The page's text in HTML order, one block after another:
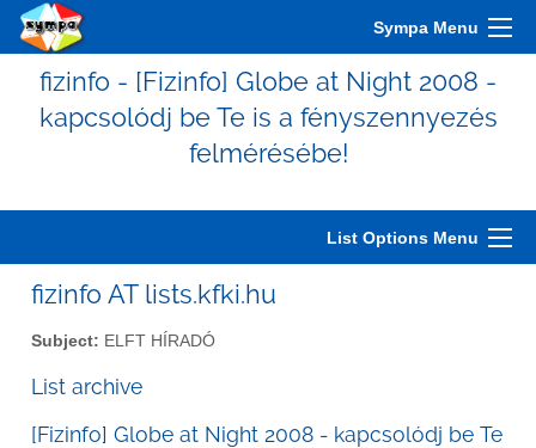
Sympa Menu
fizinfo - [Fizinfo] Globe at Night 2008 -
kapcsolódj be Te is a fényszennyezés
felmérésébe!
List Options Menu
fizinfo AT lists.kfki.hu
Subject: ELFT HÍRADÓ
List archive
[Fizinfo] Globe at Night 2008 - kapcsolódj be Te